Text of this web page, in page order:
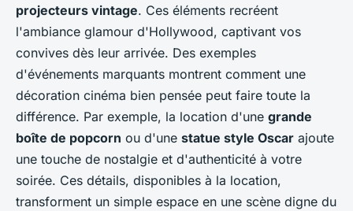
projecteurs vintage. Ces éléments recréent
l'ambiance glamour d'Hollywood, captivant vos
convives dès leur arrivée. Des exemples
d'événements marquants montrent comment une
décoration cinéma bien pensée peut faire toute la
différence. Par exemple, la location d'une grande
boîte de popcorn ou d'une statue style Oscar ajoute
une touche de nostalgie et d'authenticité à votre
soirée. Ces détails, disponibles à la location,
transforment un simple espace en une scène digne du